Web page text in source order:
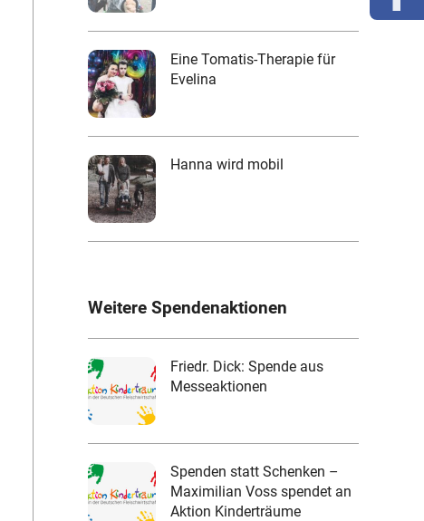
Eine Tomatis-Therapie für
Evelina
Hanna wird mobil
Weitere Spendenaktionen
Friedr. Dick: Spende aus
Messeaktionen
Spenden statt Schenken –
Maximilian Voss spendet an
Aktion Kinderträume